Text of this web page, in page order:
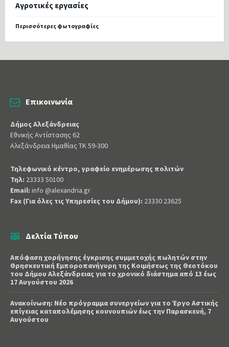
Αγροτικές εργασίες
Περισσότερες φωτογραφίες
Επικοινωνία
Δήμος Αλεξάνδρειας
Εθνικής Αντίστασης 62
Αλεξάνδρεια Ημαθίας ΤΚ 59-300
Τηλεφωνικό κέντρο, γραφείο ενημέρωσης πολιτών
Τηλ: 23333 50100
Email: info @alexandria.gr
Fax (Για όλες τις Υπηρεσίες του Δήμου): 23330 23625
Δελτία Τύπου
Απόφαση χορήγησης έγκρισης συμμετοχής πωλητών στην
Θρησκευτική Εμποροπανήγυρη της Κοιμήσεως της Θεοτόκου
του Δήμου Αλεξάνδρειας για το χρονικό διάστημα από 13 έως
17 Αυγούστου 2026
Ανακοίνωση: Νέο πρόγραμμα συνεργείων για το Έργο Αστικής
επίγειας καταπολέμησης κουνουπιών έως την Παρασκευή, 7
Αυγούστου